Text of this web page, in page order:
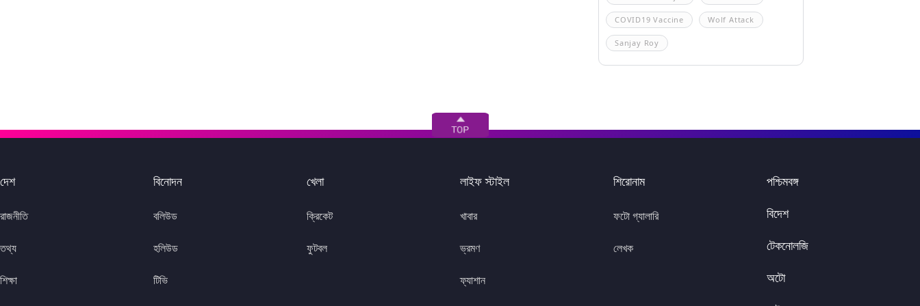
COVID19 Vaccine Wolf Attack
Sanjay Roy
দেশ
রাজনীতি
তথ্য
শিক্ষা
বিনোদন
বলিউড
হলিউড
টিভি
খেলা
ক্রিকেট
ফুটবল
লাইফ স্টাইল
খাবার
ভ্রমণ
ফ্যাশান
শিরোনাম
ফটো গ্যালারি
লেখক
পশ্চিমবঙ্গ
বিদেশ
টেকনোলজি
অটো